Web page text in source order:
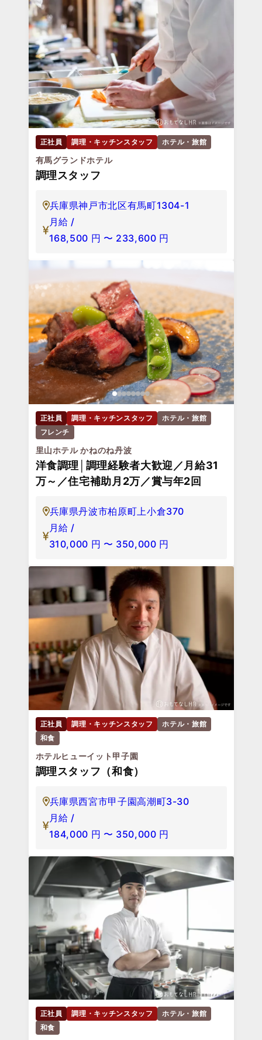
正社員 調理・キッチンスタッフ ホテル・旅館
有馬グランドホテル
調理スタッフ
兵庫県神戸市北区有馬町1304-1
月給 /
168,500 円 〜 233,600 円
正社員 調理・キッチンスタッフ
ホテル・旅館
フレンチ
里山ホテル かねのね丹波
洋食調理│調理経験者大歓迎／月給31
万～／住宅補助月2万／賞与年2回
兵庫県丹波市柏原町上小倉370
月給 /
310,000 円 〜 350,000 円
正社員 調理・キッチンスタッフ
ホテル・旅館
和食
ホテルヒューイット甲子園
調理スタッフ（和食）
兵庫県西宮市甲子園高潮町3-30
月給 /
184,000 円 〜 350,000 円
正社員 調理・キッチンスタッフ
ホテル・旅館
和食